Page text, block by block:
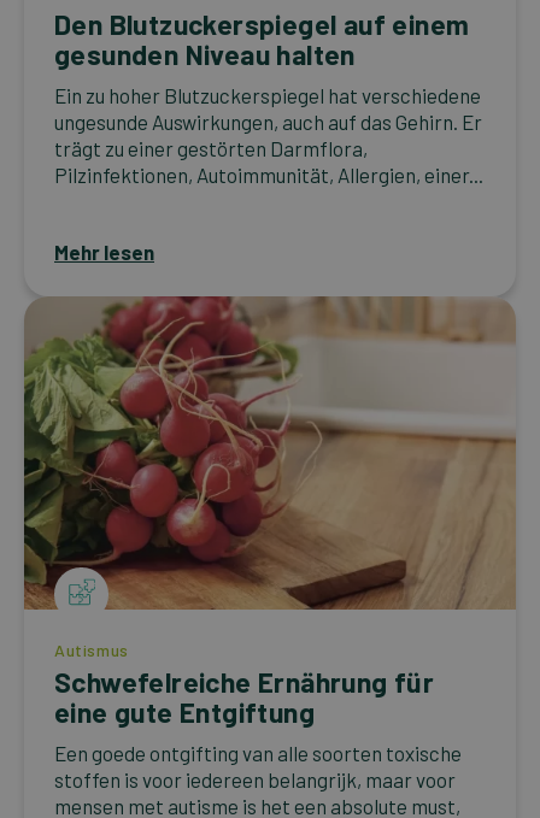
Den Blutzuckerspiegel auf einem
gesunden Niveau halten
Ein zu hoher Blutzuckerspiegel hat verschiedene
ungesunde Auswirkungen, auch auf das Gehirn. Er
trägt zu einer gestörten Darmflora,
Pilzinfektionen, Autoimmunität, Allergien, einer...
Mehr lesen
Autismus
Schwefelreiche Ernährung für
eine gute Entgiftung
Een goede ontgifting van alle soorten toxische
stoffen is voor iedereen belangrijk, maar voor
mensen met autisme is het een absolute must,